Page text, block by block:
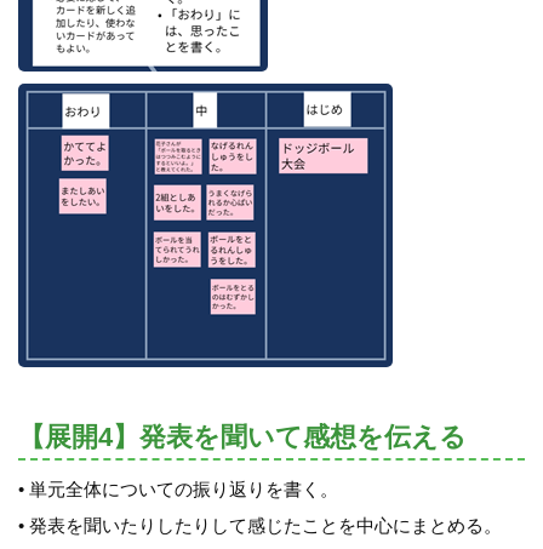
【展開4】発表を聞いて感想を伝える
• 単元全体についての振り返りを書く。
• 発表を聞いたりしたりして感じたことを中心にまとめる。